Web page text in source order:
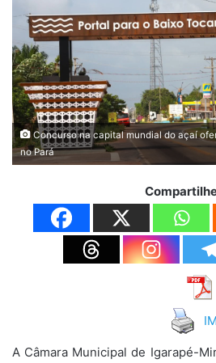
Concurso na capital mundial do açaí
no Pará
A Câmara Municipal de Igarapé-